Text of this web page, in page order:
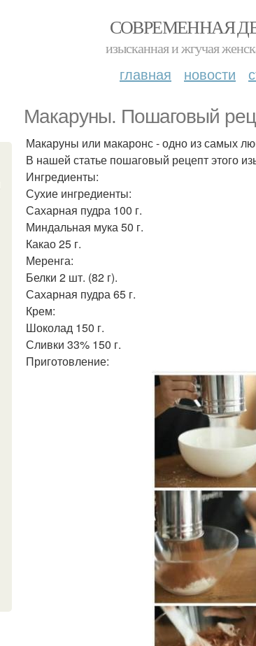
СОВРЕМЕННАЯ
изысканная и жгучая
главная новости
Макаруны. Пошаговый
Макаруны или макаронс - одно из самых
В нашей статье пошаговый рецепт этого
Ингредиенты:
Сухие ингредиенты:
Сахарная пудра 100 г.
Миндальная мука 50 г.
Какао 25 г.
Меренга:
Белки 2 шт. (82 г).
Сахарная пудра 65 г.
Крем:
Шоколад 150 г.
Сливки 33% 150 г.
Приготовление: